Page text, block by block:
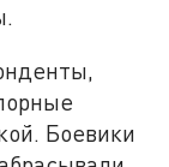
Боевики